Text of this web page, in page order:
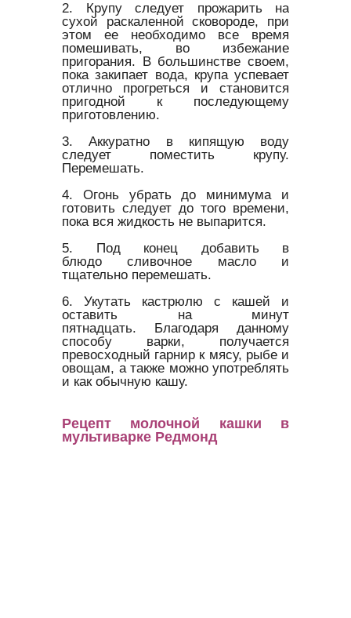
2. Крупу следует прожарить на
сухой раскаленной сковороде, при
этом ее необходимо все время
помешивать, во избежание
пригорания. В большинстве своем,
пока закипает вода, крупа успевает
отлично прогреться и становится
пригодной к последующему
приготовлению.
3. Аккуратно в кипящую воду
следует поместить крупу.
Перемешать.
4. Огонь убрать до минимума и
готовить следует до того времени,
пока вся жидкость не выпарится.
5. Под конец добавить в
блюдо сливочное масло и
тщательно перемешать.
6. Укутать кастрюлю с кашей и
оставить на минут
пятнадцать. Благодаря данному
способу варки, получается
превосходный гарнир к мясу, рыбе и
овощам, а также можно употреблять
и как обычную кашу.
Рецепт молочной кашки в
мультиварке Редмонд